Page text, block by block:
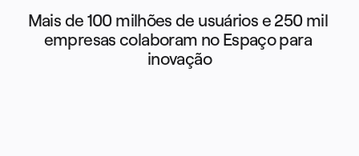
Mais de 100 milhões de usuários e 250 mil
empresas colaboram no Espaço para
inovação